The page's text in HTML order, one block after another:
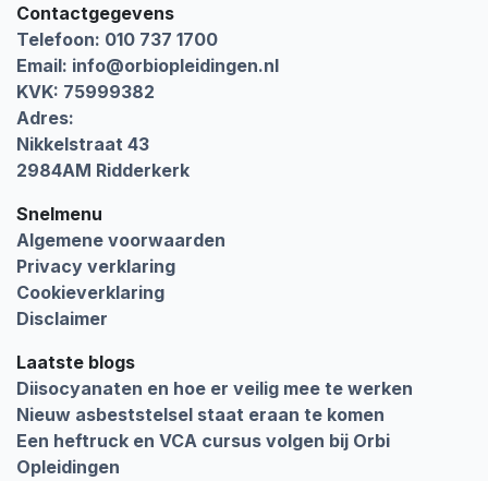
Contactgegevens
Telefoon: 010 737 1700
Email: info@orbiopleidingen.nl
KVK: 75999382
Adres:
Nikkelstraat 43
2984AM Ridderkerk
Snelmenu
Algemene voorwaarden
Privacy verklaring
Cookieverklaring
Disclaimer
Laatste blogs
Diisocyanaten en hoe er veilig mee te werken
Nieuw asbeststelsel staat eraan te komen
Een heftruck en VCA cursus volgen bij Orbi
Opleidingen